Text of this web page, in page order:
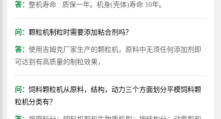
答： 整机寿命 : 质保一年。机身(壳体)寿命:10年。
问： 颗粒机制粒时需要添加粘合剂吗？
答： 使用吉姆克厂家生产的颗粒机，原料中无须任何添加剂即
可达到有高质量的制粒效果，
问： 饲料颗粒机从原料，结构，动力三个方面划分平模饲料颗
粒机分类有？